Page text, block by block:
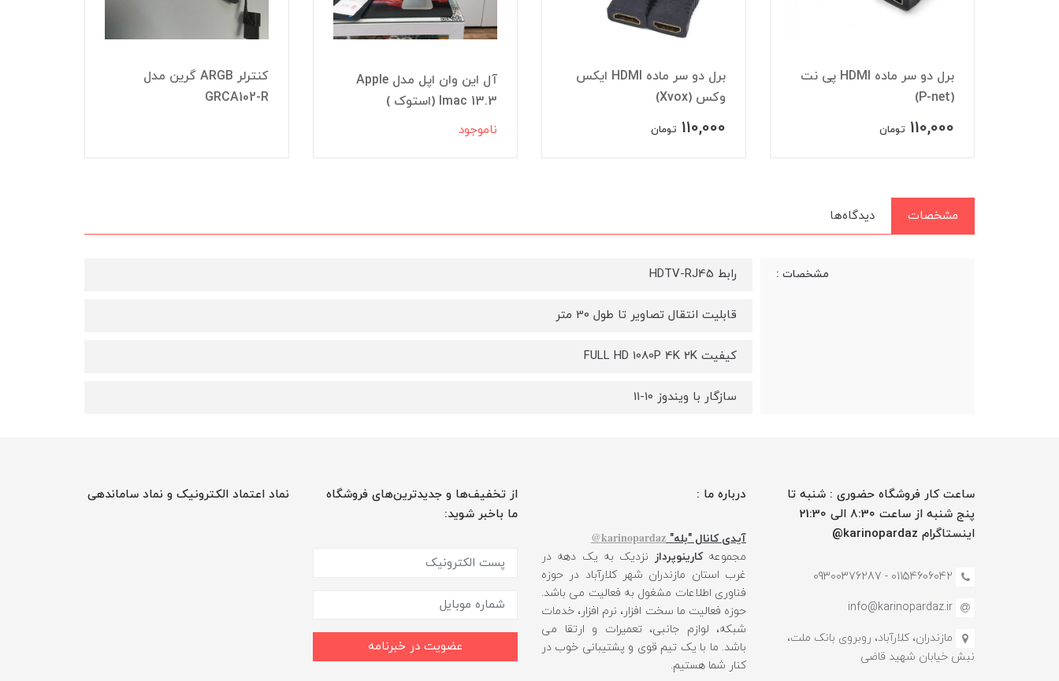
برل دو سر ماده HDMI پی نت
(P-net)
110,000 تومان
برل دو سر ماده HDMI ایکس
وکس (Xvox)
110,000 تومان
آل این وان اپل مدل Apple
Imac 13.3 (استوک )
ناموجود
کنترلر ARGB گرین مدل
GRCA102-R
مشخصات دیدگاه‌ها
مشخصات : رابط HDTV-RJ45
قابلیت انتقال تصاویر تا طول 30 متر
کیفیت FULL HD 1080P 4K 2K
سازگار با ویندوز 10-11
ساعت کار فروشگاه حضوری : شنبه تا
پنج شنبه از ساعت 8:30 الی 21:30
اینستاگرام karinopardaz@
01154606042 - 09300376287
info@karinopardaz.ir
مازندران، کلارآباد، روبروی بانک ملت،
نبش خیابان شهید قاضی
درباره ما :
آیدی کانال "بله" karinopardaz@
مجموعهکارینوپرداز نزدیک به یک دهه در
غرب استان مازندران شهر کلارآباد در حوزه
فناوری اطلاعات مشغول به فعالیت می باشد.
حوزه فعالیت ما سخت افزار، نرم افزار، خدمات
شبکه، لوازم جانبی، تعمیرات و ارتقا می
باشد. ما با یک تیم قوی و پشتیبانی خوب در
کنار شما هستیم.
از تخفیف‌ها و جدیدترین‌های فروشگاه
ما باخبر شوید:
عضویت در خبرنامه
نماد اعتماد الکترونیک و نماد ساماندهی